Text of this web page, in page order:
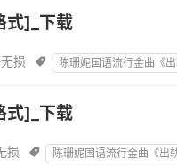
式]_下载
《低调人生》像一首歌循环千
谁可怜难得星期天对自己草
损  陈珊妮国语流行金曲《
式]_下载
《低调人生》像一首歌循环千
千百遍也成经典坏习惯的暧
损  陈珊妮国语流行金曲《出